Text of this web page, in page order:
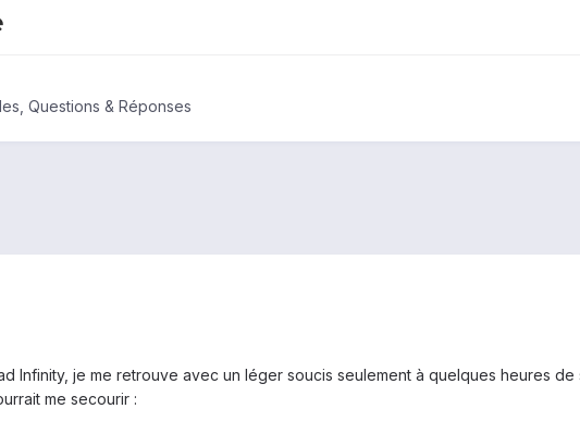
Questions & Réponses
Infinity, je me retrouve avec un léger soucis seulement à quelques heures
me secourir :